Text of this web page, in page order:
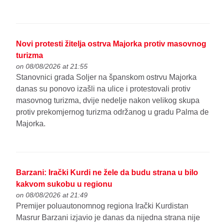
Novi protesti žitelja ostrva Majorka protiv masovnog
turizma
on 08/08/2026 at 21:55
Stanovnici grada Soljer na španskom ostrvu Majorka
danas su ponovo izašli na ulice i protestovali protiv
masovnog turizma, dvije nedelje nakon velikog skupa
protiv prekomjernog turizma održanog u gradu Palma de
Majorka.
Barzani: Irački Kurdi ne žele da budu strana u bilo
kakvom sukobu u regionu
on 08/08/2026 at 21:49
Premijer poluautonomnog regiona Irački Kurdistan
Masrur Barzani izjavio je danas da nijedna strana nije